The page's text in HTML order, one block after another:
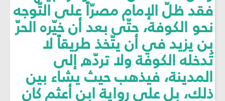
فقد ظلّ الإمام مصرّاً على التّوجه
نحو الكوفة، حتّى بعد أن خيّره الحرّ
بن يزيد في أن يتّخذ طريقاً لا
تُدخله الكوفة ولا تردّه إلى
المدينة، فيذهب حيث يشاء بين
ذلك، بل على رواية ابن أعثم كان